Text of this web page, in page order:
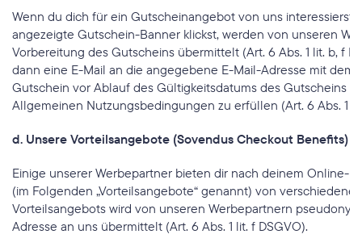
Wenn du dich für ein Gutscheinangebot von uns
angezeigte Gutschein-Banner klickst, werden von unseren
Vorbereitung des Gutscheins übermittelt (Art. 6 Abs. 1 lit. b, f
dann eine E-Mail an die angegebene E-Mail-Adresse mit dem
Gutschein vor Ablauf des Gültigkeitsdatums des Gutscheins
Allgemeinen Nutzungsbedingungen zu erfüllen (Art. 6 Abs. 1
d. Unsere Vorteilsangebote (Sovendus Checkout Benefits)
Einige unserer Werbepartner bieten dir nach deinem Online-
(im Folgenden „Vorteilsangebote“ genannt) von
Vorteilsangebots wird von unseren Werbepartnern
Adresse an uns übermittelt (Art. 6 Abs. 1 lit. f DSGVO).